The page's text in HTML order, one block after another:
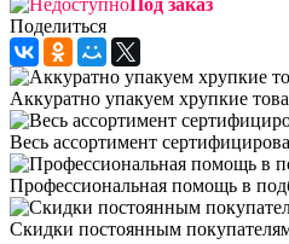
Поделиться
Аккуратно упакуем хрупкие
Весь ассортимент
Профессиональная помощь в
Скидки постоянным